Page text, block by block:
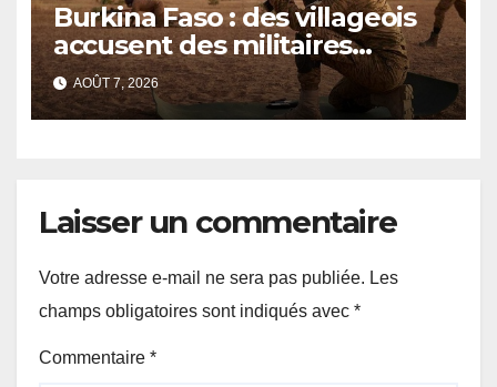
Burkina Faso : des villageois
accusent des militaires
d’avoir tué au moins 48 civils
après une attaque terroriste
AOÛT 7, 2026
Laisser un commentaire
Votre adresse e-mail ne sera pas publiée. Les
champs obligatoires sont indiqués avec *
Commentaire *